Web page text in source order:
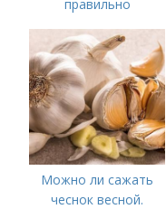
правильно
открытом грунте
Можно ли сажать
чеснок весной.